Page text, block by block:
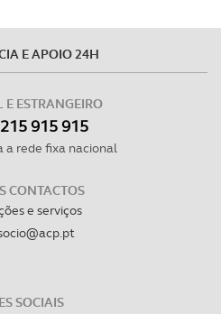
E APOIO 24H
E ESTRANGEIRO
215 915 915
a rede fixa nacional
CONTACTOS
e serviços
SOCIAIS